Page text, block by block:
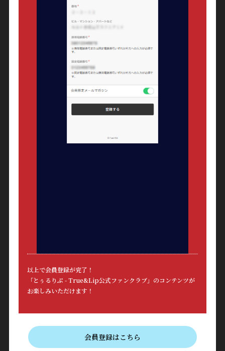
以上で会員登録が完了！
「とぅるりぷ - True&Lip公式ファンクラブ」のコンテンツが
お楽しみいただけます！
会員登録はこちら